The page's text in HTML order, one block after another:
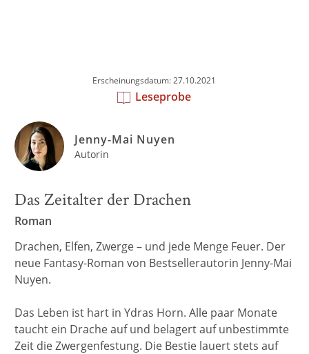
Erscheinungsdatum: 27.10.2021
Leseprobe
Jenny-Mai Nuyen
Autorin
Das Zeitalter der Drachen
Roman
Drachen, Elfen, Zwerge – und jede Menge Feuer. Der
neue Fantasy-Roman von Bestsellerautorin Jenny-Mai
Nuyen.
Das Leben ist hart in Ydras Horn. Alle paar Monate
taucht ein Drache auf und belagert auf unbestimmte
Zeit die Zwergenfestung. Die Bestie lauert stets auf